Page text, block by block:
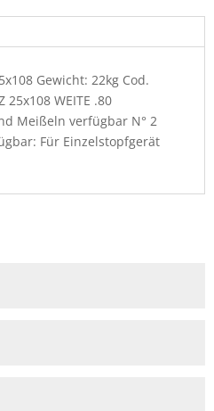
Gewicht: 22kg Cod.
25x108 WEITE .80
Meißeln verfügbar N° 2
Für Einzelstopfgerät